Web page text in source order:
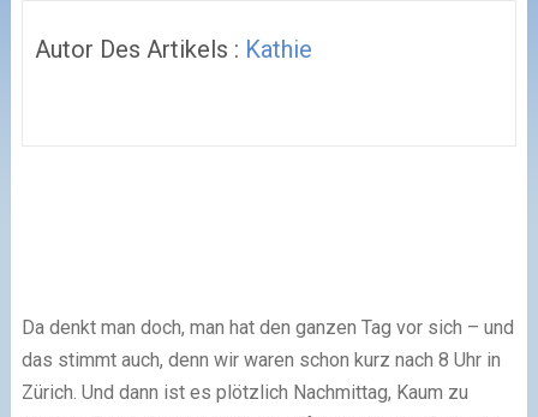
Autor Des Artikels : Kathie
Da denkt man doch, man hat den ganzen Tag vor sich – und
das stimmt auch, denn wir waren schon kurz nach 8 Uhr in
Zürich. Und dann ist es plötzlich Nachmittag, Kaum zu